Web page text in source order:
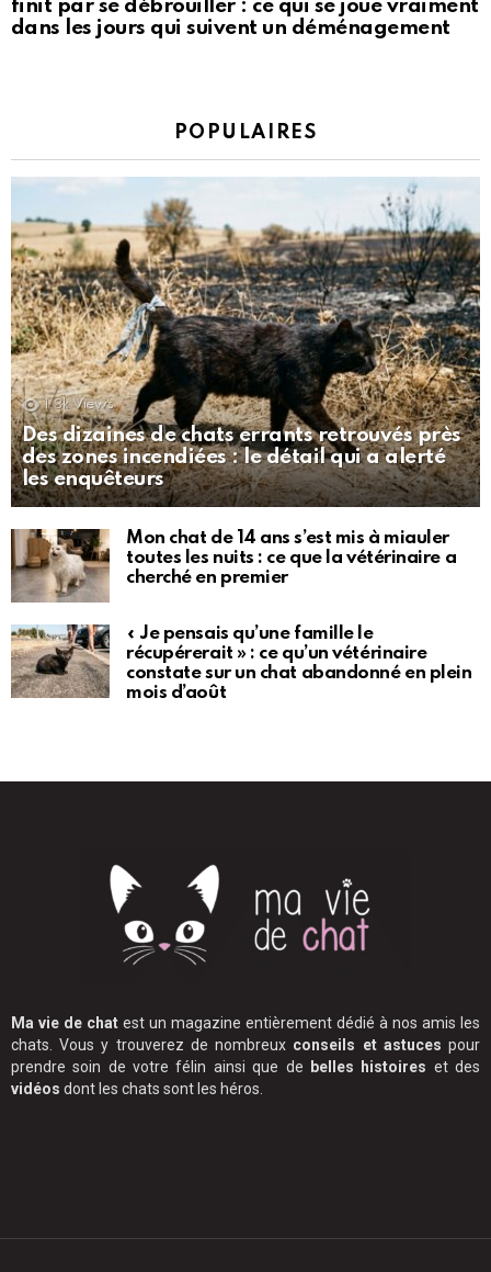
finit par se débrouiller : ce qui se joue vraiment
dans les jours qui suivent un déménagement
POPULAIRES
1.3k Views
Des dizaines de chats errants retrouvés près
des zones incendiées : le détail qui a alerté
les enquêteurs
Mon chat de 14 ans s’est mis à miauler
toutes les nuits : ce que la vétérinaire a
cherché en premier
« Je pensais qu’une famille le
récupérerait » : ce qu’un vétérinaire
constate sur un chat abandonné en plein
mois d’août
Ma vie de chat est un magazine entièrement dédié à nos amis les
chats. Vous y trouverez de nombreux conseils et astuces pour
prendre soin de votre félin ainsi que de
belles histoires et des
vidéos dont les chats sont les héros.